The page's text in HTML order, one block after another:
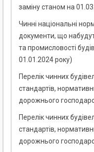
заміну станом на
Чинні національні
документи, що
та промисловості
01.01.2024 року)
Перелік чинних
стандартів,
дорожнього
Перелік чинних
стандартів,
дорожнього